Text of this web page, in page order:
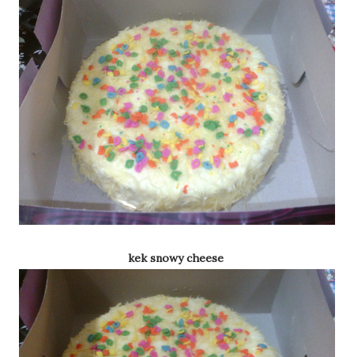
kek snowy cheese